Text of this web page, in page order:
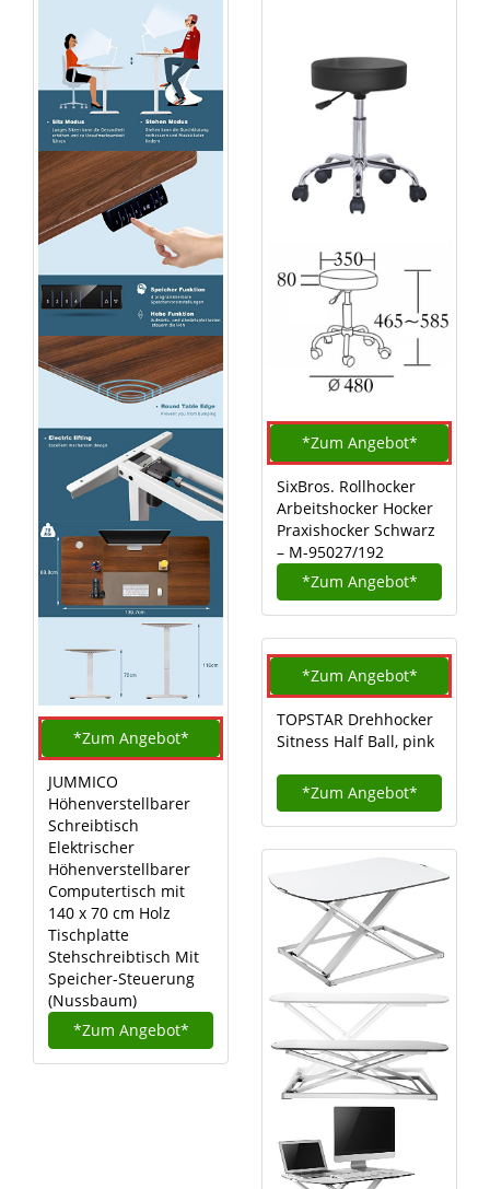
*Zum Angebot*
JUMMICO
Höhenverstellbarer
Schreibtisch
Elektrischer
Höhenverstellbarer
Computertisch mit
140 x 70 cm Holz
Tischplatte
Stehschreibtisch Mit
Speicher-Steuerung
(Nussbaum)
*Zum Angebot*
*Zum Angebot*
SixBros. Rollhocker
Arbeitshocker Hocker
Praxishocker Schwarz
– M-95027/192
*Zum Angebot*
*Zum Angebot*
TOPSTAR Drehhocker
Sitness Half Ball, pink
*Zum Angebot*